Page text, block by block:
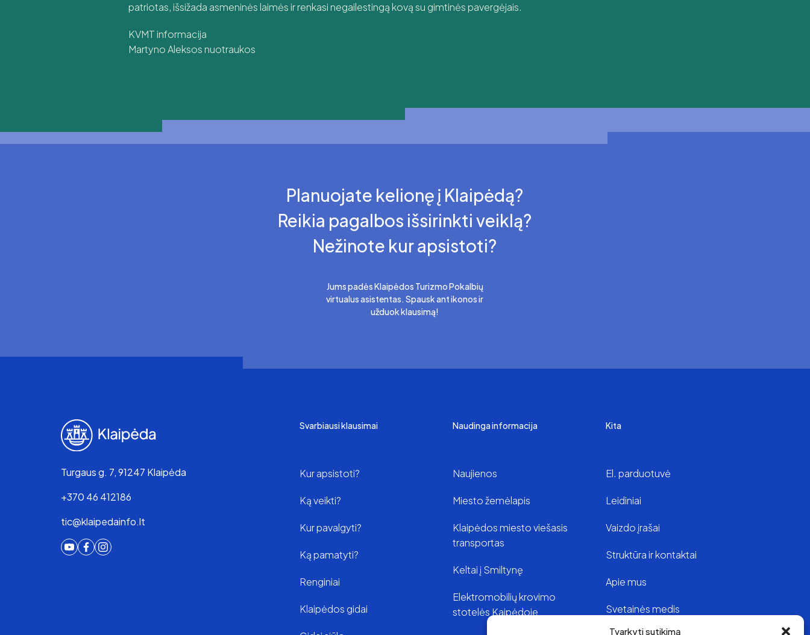
Tvarkyti sutikimą
patriotas, išsižada asmeninės laimės ir renkasi negailestingą kovą su gimtinės pavergėjais.
KVMT informacija
Martyno Aleksos nuotraukos
Planuojate kelionę į Klaipėdą?
Reikia pagalbos išsirinkti veiklą?
Nežinote kur apsistoti?
Jums padės Klaipėdos Turizmo Pokalbių
virtualus asistentas. Spausk ant ikonos ir
užduok klausimą!
Turgaus g. 7, 91247 Klaipėda
+370 46 412186
tic@klaipedainfo.lt
Svarbiausi klausimai
Kur apsistoti?
Ką veikti?
Kur pavalgyti?
Ką pamatyti?
Renginiai
Klaipėdos gidai
Naudinga informacija
Naujienos
Miesto žemėlapis
Klaipėdos miesto viešasis
transportas
Keltai į Smiltynę
Elektromobilių krovimo
stotelės Kaipėdoje
Kita
El. parduotuvė
Leidiniai
Vaizdo įrašai
Struktūra ir kontaktai
Apie mus
Svetainės medis